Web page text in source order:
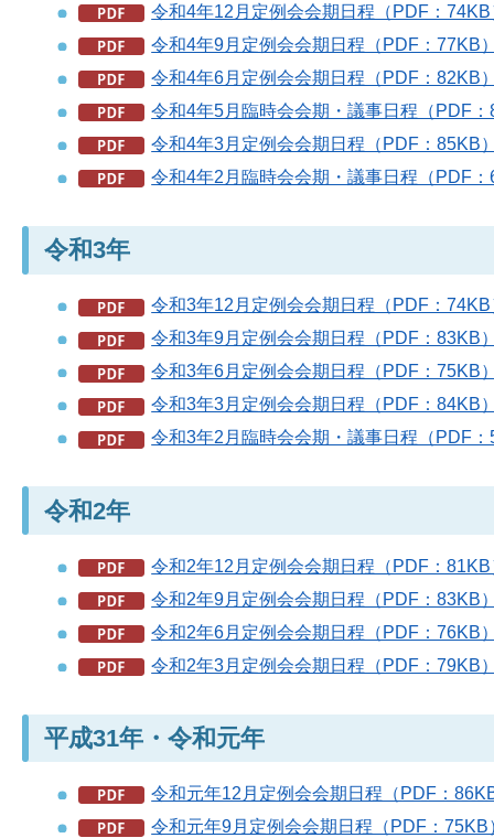
令和4年12月定例会会期日程（PDF：74KB
令和4年9月定例会会期日程（PDF：77KB）
令和4年6月定例会会期日程（PDF：82KB）
令和4年5月臨時会会期・議事日程（PDF：
令和4年3月定例会会期日程（PDF：85KB）
令和4年2月臨時会会期・議事日程（PDF：
令和3年
令和3年12月定例会会期日程（PDF：74KB
令和3年9月定例会会期日程（PDF：83KB）
令和3年6月定例会会期日程（PDF：75KB）
令和3年3月定例会会期日程（PDF：84KB）
令和3年2月臨時会会期・議事日程（PDF：
令和2年
令和2年12月定例会会期日程（PDF：81KB
令和2年9月定例会会期日程（PDF：83KB）
令和2年6月定例会会期日程（PDF：76KB）
令和2年3月定例会会期日程（PDF：79KB）
平成31年・令和元年
令和元年12月定例会会期日程（PDF：86KB
令和元年9月定例会会期日程（PDF：75KB